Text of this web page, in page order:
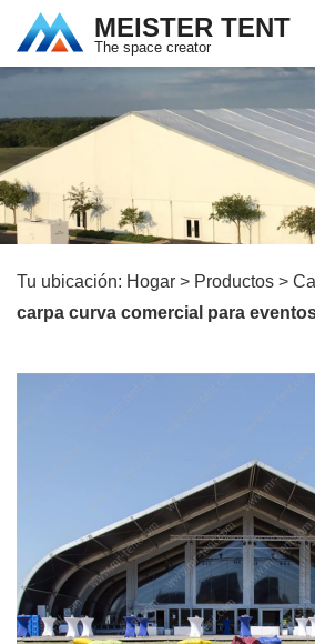
MEISTER TENT
The space creator
Tu ubicación: Hogar > Productos >
carpa curva comercial para